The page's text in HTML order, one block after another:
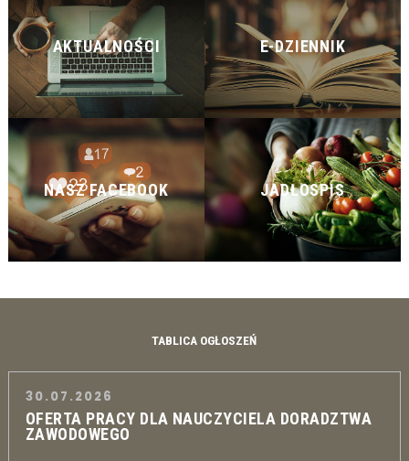
AKTUALNOŚCI E-DZIENNIK
NASZ FACEBOOK JADŁOSPIS
TABLICA OGŁOSZEŃ
30.07.2026
OFERTA PRACY DLA NAUCZYCIELA DORADZTWA
ZAWODOWEGO